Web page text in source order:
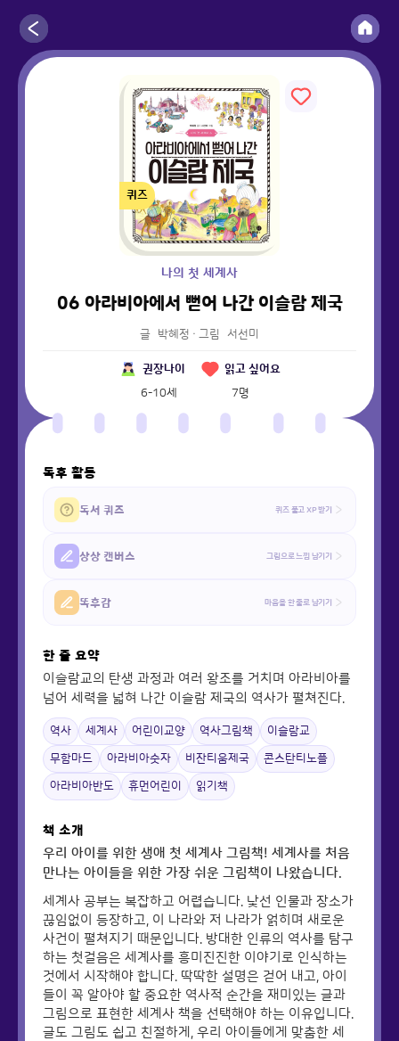
퀴즈
나의 첫 세계사
06 아라비아에서 뻗어 나간 이슬람 제국
글 박혜정 · 그림 서선미
권장나이
6-10세
읽고 싶어요
7명
독후 활동
독서 퀴즈 퀴즈 풀고 XP 받기
상상 캔버스 그림으로 느낌 남기기
똑후감 마음을 한 줄로 남기기
한 줄 요약
이슬람교의 탄생 과정과 여러 왕조를 거치며 아라비아를
넘어 세력을 넓혀 나간 이슬람 제국의 역사가 펼쳐진다.
역사 세계사 어린이교양 역사그림책 이슬람교
무함마드 아라비아숫자 비잔티움제국 콘스탄티노플
아라비아반도 휴먼어린이 읽기책
책 소개
우리 아이를 위한 생애 첫 세계사 그림책! 세계사를 처음
만나는 아이들을 위한 가장 쉬운 그림책이 나왔습니다.
세계사 공부는 복잡하고 어렵습니다. 낯선 인물과 장소가
끊임없이 등장하고, 이 나라와 저 나라가 얽히며 새로운
사건이 펼쳐지기 때문입니다. 방대한 인류의 역사를 탐구
하는 첫걸음은 세계사를 흥미진진한 이야기로 인식하는
것에서 시작해야 합니다. 딱딱한 설명은 걷어 내고, 아이
들이 꼭 알아야 할 중요한 역사적 순간을 재미있는 글과
그림으로 표현한 세계사 책을 선택해야 하는 이유입니다.
글도 그림도 쉽고 친절하게, 우리 아이들에게 맞춤한 세